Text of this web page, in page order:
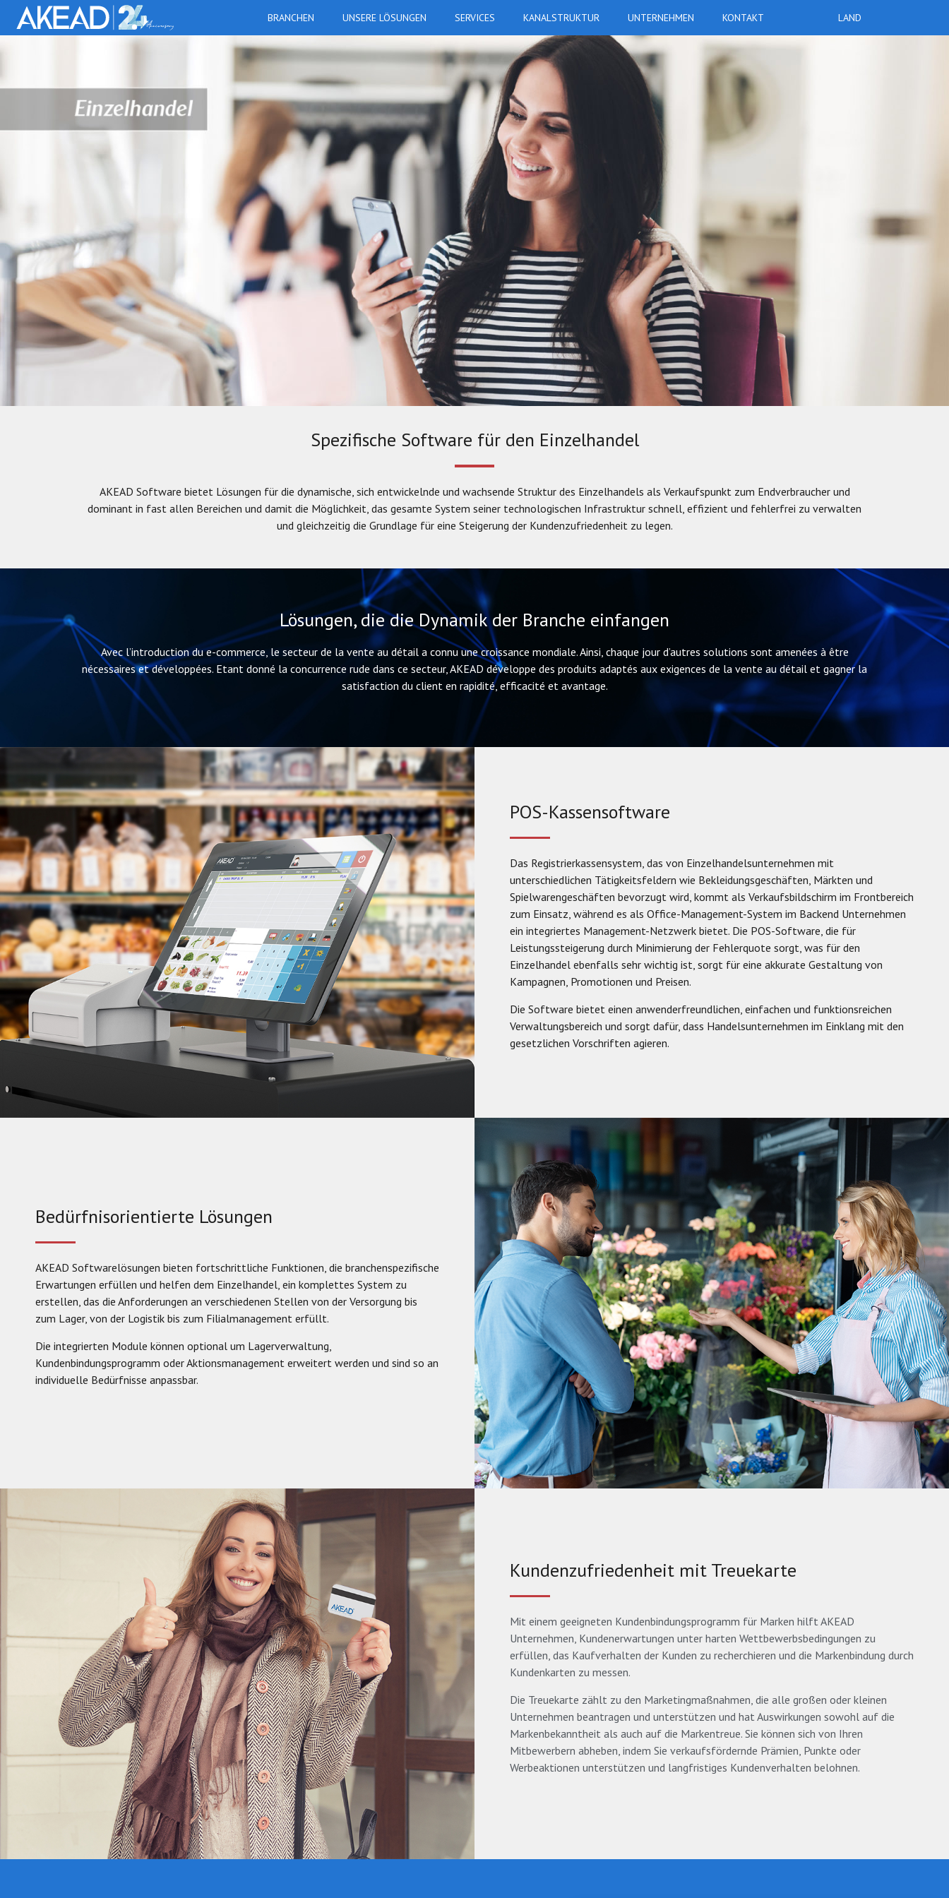
BRANCHEN UNSERE LÖSUNGEN SERVICES KANALSTRUKTUR UNTERNEHMEN KONTAKT LAND
Spezifische Software für den Einzelhandel
AKEAD Software bietet Lösungen für die dynamische, sich entwickelnde und wachsende Struktur des Einzelhandels als Verkaufspunkt zum Endverbraucher und
dominant in fast allen Bereichen und damit die Möglichkeit, das gesamte System seiner technologischen Infrastruktur schnell, effizient und fehlerfrei zu verwalten
und gleichzeitig die Grundlage für eine Steigerung der Kundenzufriedenheit zu legen.
Lösungen, die die Dynamik der Branche einfangen
Avec l’introduction du e-commerce, le secteur de la vente au détail a connu une croissance mondiale. Ainsi, chaque jour d’autres solutions sont amenées à être
nécessaires et développées. Etant donné la concurrence rude dans ce secteur, AKEAD développe des produits adaptés aux exigences de la vente au détail et gagner la
satisfaction du client en rapidité, efficacité et avantage.
POS-Kassensoftware
Das Registrierkassensystem, das von Einzelhandelsunternehmen mit
unterschiedlichen Tätigkeitsfeldern wie Bekleidungsgeschäften, Märkten und
Spielwarengeschäften bevorzugt wird, kommt als Verkaufsbildschirm im Frontbereich
zum Einsatz, während es als Office-Management-System im Backend Unternehmen
ein integriertes Management-Netzwerk bietet. Die POS-Software, die für
Leistungssteigerung durch Minimierung der Fehlerquote sorgt, was für den
Einzelhandel ebenfalls sehr wichtig ist, sorgt für eine akkurate Gestaltung von
Kampagnen, Promotionen und Preisen.
Die Software bietet einen anwenderfreundlichen, einfachen und funktionsreichen
Verwaltungsbereich und sorgt dafür, dass Handelsunternehmen im Einklang mit den
gesetzlichen Vorschriften agieren.
Bedürfnisorientierte Lösungen
AKEAD Softwarelösungen bieten fortschrittliche Funktionen, die branchenspezifische
Erwartungen erfüllen und helfen dem Einzelhandel, ein komplettes System zu
erstellen, das die Anforderungen an verschiedenen Stellen von der Versorgung bis
zum Lager, von der Logistik bis zum Filialmanagement erfüllt.
Die integrierten Module können optional um Lagerverwaltung,
Kundenbindungsprogramm oder Aktionsmanagement erweitert werden und sind so an
individuelle Bedürfnisse anpassbar.
Kundenzufriedenheit mit Treuekarte
Mit einem geeigneten Kundenbindungsprogramm für Marken hilft AKEAD
Unternehmen, Kundenerwartungen unter harten Wettbewerbsbedingungen zu
erfüllen, das Kaufverhalten der Kunden zu recherchieren und die Markenbindung durch
Kundenkarten zu messen.
Die Treuekarte zählt zu den Marketingmaßnahmen, die alle großen oder kleinen
Unternehmen beantragen und unterstützen und hat Auswirkungen sowohl auf die
Markenbekanntheit als auch auf die Markentreue. Sie können sich von Ihren
Mitbewerbern abheben, indem Sie verkaufsfördernde Prämien, Punkte oder
Werbeaktionen unterstützen und langfristiges Kundenverhalten belohnen.